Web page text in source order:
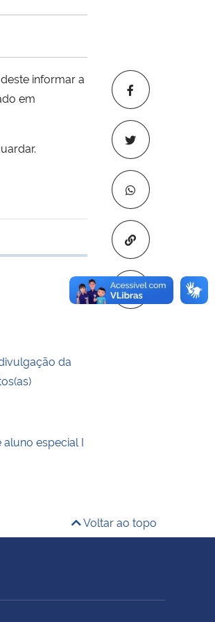
Copiar para
informar a
em
da
especial I
Voltar ao topo